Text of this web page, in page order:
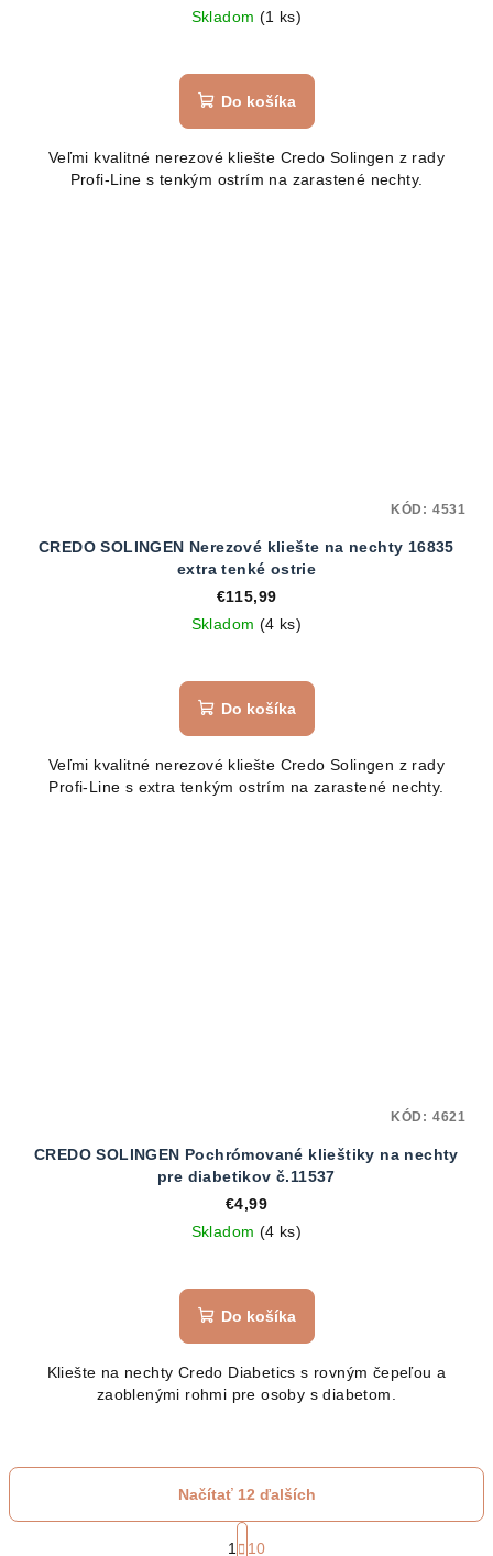
Skladom (1 ks)
Do košíka
Veľmi kvalitné nerezové kliešte Credo Solingen z rady
Profi-Line s tenkým ostrím na zarastené nechty.
CREDO SOLINGEN Nerezové kliešte na nechty 16835
extra tenké ostrie
€115,99
Skladom (4 ks)
Do košíka
Veľmi kvalitné nerezové kliešte Credo Solingen z rady
Profi-Line s extra tenkým ostrím na zarastené nechty.
KÓD: 4531
CREDO SOLINGEN Pochrómované klieštiky na nechty
pre diabetikov č.11537
€4,99
Skladom (4 ks)
Do košíka
Kliešte na nechty Credo Diabetics s rovným čepeľou a
zaoblenými rohmi pre osoby s diabetom.
KÓD: 4621
Načítať 12 ďalších
S
t
1 10